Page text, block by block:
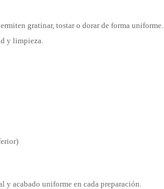
gratinar, tostar o dorar de forma uniforme.
y limpieza.
acabado uniforme en cada preparación.